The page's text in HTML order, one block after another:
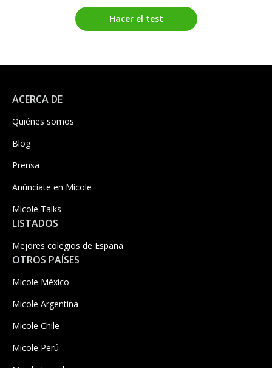
Hacer el test
ACERCA DE
Quiénes somos
Blog
Prensa
Anúnciate en Micole
Micole Talks
LISTADOS
Mejores colegios de España
OTROS PAÍSES
Micole México
Micole Argentina
Micole Chile
Micole Perú